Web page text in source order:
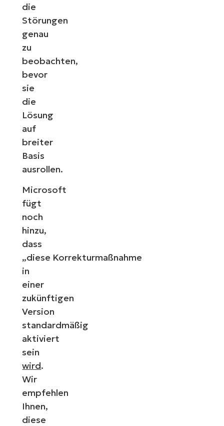
die
Störungen
genau
zu
beobachten,
bevor
sie
die
Lösung
auf
breiter
Basis
ausrollen.
Microsoft
fügt
noch
hinzu,
dass
„diese Korrekturmaßnahme
in
einer
zukünftigen
Version
standardmäßig
aktiviert
sein
wird.
Wir
empfehlen
Ihnen,
diese